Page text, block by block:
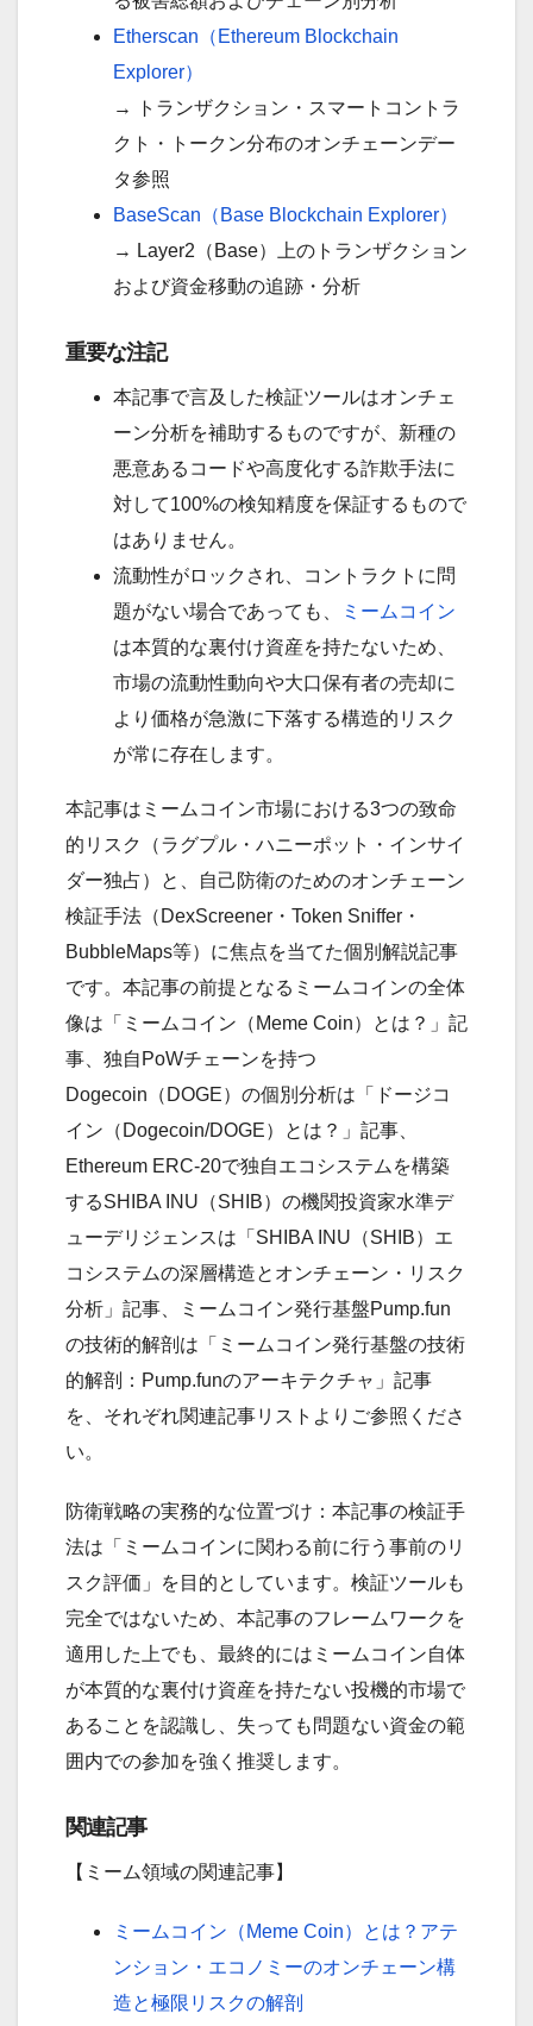
Etherscan（Ethereum Blockchain
Explorer）
→ トランザクション・スマートコントラ
クト・トークン分布のオンチェーンデー
タ参照
BaseScan（Base Blockchain Explorer）
→ Layer2（Base）上のトランザクション
および資金移動の追跡・分析
重要な注記
本記事で言及した検証ツールはオンチェ
ーン分析を補助するものですが、新種の
悪意あるコードや高度化する詐欺手法に
対して100%の検知精度を保証するもので
はありません。
流動性がロックされ、コントラクトに問
題がない場合であっても、
ミームコイン
は本質的な裏付け資産を持たないため、
市場の流動性動向や大口保有者の売却に
より価格が急激に下落する構造的リスク
が常に存在します。
本記事はミームコイン市場における3つの致命
的リスク（ラグプル・ハニーポット・インサイ
ダー独占）と、自己防衛のためのオンチェーン
検証手法（DexScreener・Token Sniffer・
BubbleMaps等）に焦点を当てた個別解説記事
です。本記事の前提となるミームコインの全体
像は「ミームコイン（Meme Coin）とは？」記
事、独自PoWチェーンを持つ
Dogecoin（DOGE）の個別分析は「ドージコ
イン（Dogecoin/DOGE）とは？」記事、
Ethereum ERC-20で独自エコシステムを構築
するSHIBA INU（SHIB）の機関投資家水準デ
ューデリジェンスは「SHIBA INU（SHIB）エ
コシステムの深層構造とオンチェーン・リスク
分析」記事、ミームコイン発行基盤Pump.fun
の技術的解剖は「ミームコイン発行基盤の技術
的解剖：Pump.funのアーキテクチャ」記事
を、それぞれ関連記事リストよりご参照くださ
い。
防衛戦略の実務的な位置づけ：本記事の検証手
法は「ミームコインに関わる前に行う事前のリ
スク評価」を目的としています。検証ツールも
完全ではないため、本記事のフレームワークを
適用した上でも、最終的にはミームコイン自体
が本質的な裏付け資産を持たない投機的市場で
あることを認識し、失っても問題ない資金の範
囲内での参加を強く推奨します。
関連記事
【ミーム領域の関連記事】
ミームコイン（Meme Coin）とは？アテ
ンション・エコノミーのオンチェーン構
造と極限リスクの解剖